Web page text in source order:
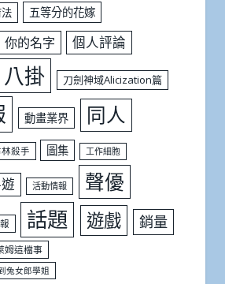
五等分的花嫁
你的名字 個人評論
八掛 刀劍神域Alicization篇
動畫業界 同人
殺手 圖集 工作細胞
活動情報 聲優
話題 遊戲 銷量
姆這檔事
兔女郎學姐